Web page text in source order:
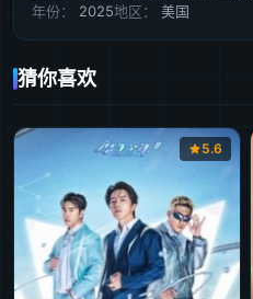
年份：
2025地区： 美国
猜你喜欢
5.6